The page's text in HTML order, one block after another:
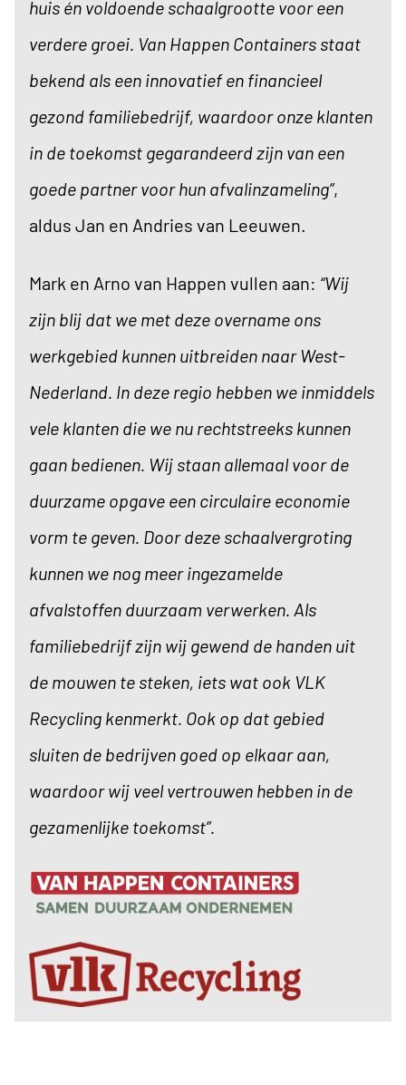
huis én voldoende schaalgrootte voor een
verdere groei. Van Happen Containers staat
bekend als een innovatief en financieel
gezond familiebedrijf, waardoor onze klanten
in de toekomst gegarandeerd zijn van een
goede partner voor hun afvalinzameling”,
aldus Jan en Andries van Leeuwen.
Mark en Arno van Happen vullen aan: “Wij
zijn blij dat we met deze overname ons
werkgebied kunnen uitbreiden naar West-
Nederland. In deze regio hebben we inmiddels
vele klanten die we nu rechtstreeks kunnen
gaan bedienen. Wij staan allemaal voor de
duurzame opgave een circulaire economie
vorm te geven. Door deze schaalvergroting
kunnen we nog meer ingezamelde
afvalstoffen duurzaam verwerken. Als
familiebedrijf zijn wij gewend de handen uit
de mouwen te steken, iets wat ook VLK
Recycling kenmerkt. Ook op dat gebied
sluiten de bedrijven goed op elkaar aan,
waardoor wij veel vertrouwen hebben in de
gezamenlijke toekomst”.